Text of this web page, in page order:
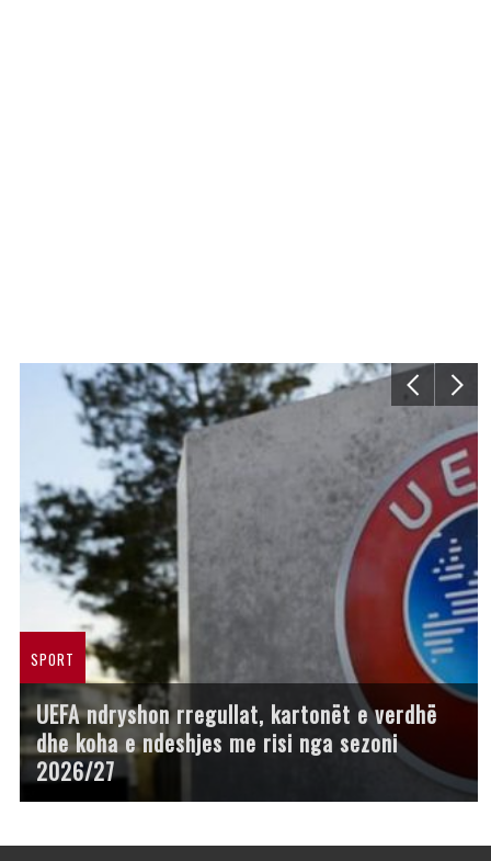
SPORT
UEFA ndryshon rregullat, kartonët e verdhë
dhe koha e ndeshjes me risi nga sezoni
2026/27